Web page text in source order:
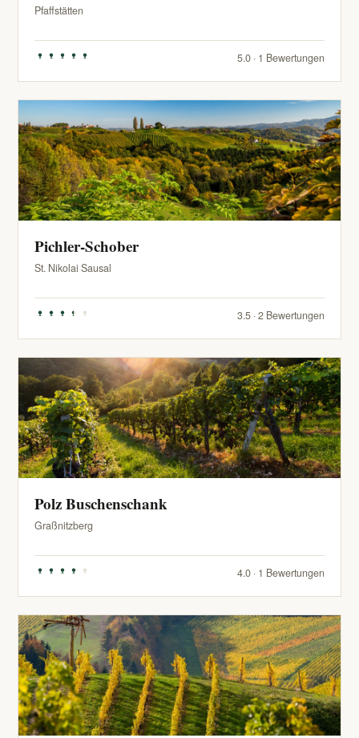
Pfaffstätten
5.0 · 1 Bewertungen
Pichler-Schober
St. Nikolai Sausal
3.5 · 2 Bewertungen
Polz Buschenschank
Graßnitzberg
4.0 · 1 Bewertungen